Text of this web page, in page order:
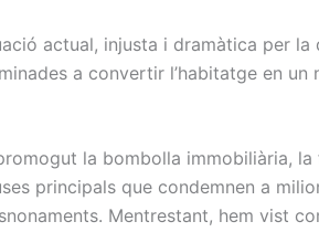
actual, injusta i dramàtica per la
a convertir l’habitatge en un
la bombolla immobiliària,
principals que condemnen a
Mentrestant, hem vist